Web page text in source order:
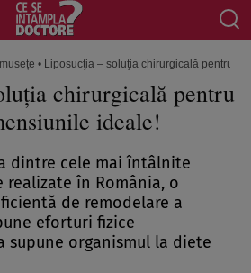
• Liposucţia – soluţia chirurgicală pentru a
chirurgicală pentru
ideale!
dintre cele mai întâlnite
în România, o
de remodelare a
eforturi fizice
supune organismul la diete